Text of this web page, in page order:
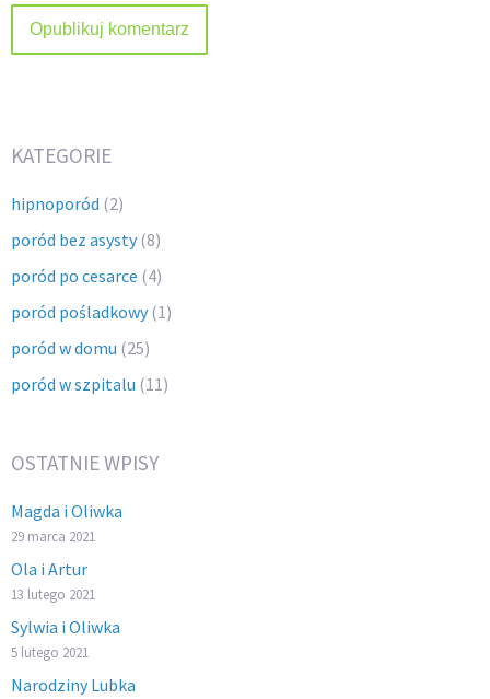
KATEGORIE
hipnoporód (2)
poród bez asysty(8)
poród po cesarce (4)
poród pośladkowy(1)
poród w domu (25)
poród w szpitalu (11)
OSTATNIE WPISY
Magda i Oliwka
29 marca 2021
Ola i Artur
13 lutego 2021
Sylwia i Oliwka
5 lutego 2021
Narodziny Lubka